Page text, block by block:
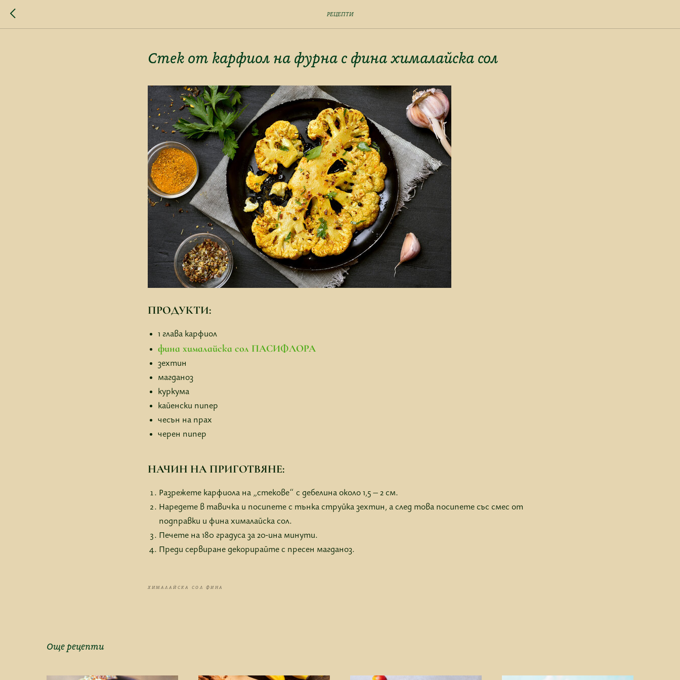
РЕЦЕПТИ
Стек от карфиол на фурна с фина хималайска сол
ПРОДУКТИ:
1 глава карфиол
фина хималайска сол ПАСИФЛОРА
зехтин
магданоз
куркума
кайенски пипер
чесън на прах
черен пипер
НАЧИН НА ПРИГОТВЯНЕ:
Разрежете карфиола на „стекове“ с дебелина около 1,5 – 2 см.
Наредете в тавичка и посипете с тънка струйка зехтин, а след това посипете със смес от
подправки и фина хималайска сол.
Печете на 180 градуса за 20-ина минути.
Преди сервиране декорирайте с пресен магданоз.
ХИМАЛАЙСКА СОЛ ФИНА
Още рецепти